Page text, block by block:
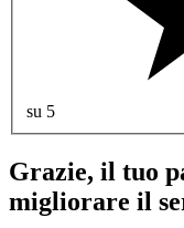
su 5
Grazie, il tuo
migliorare il